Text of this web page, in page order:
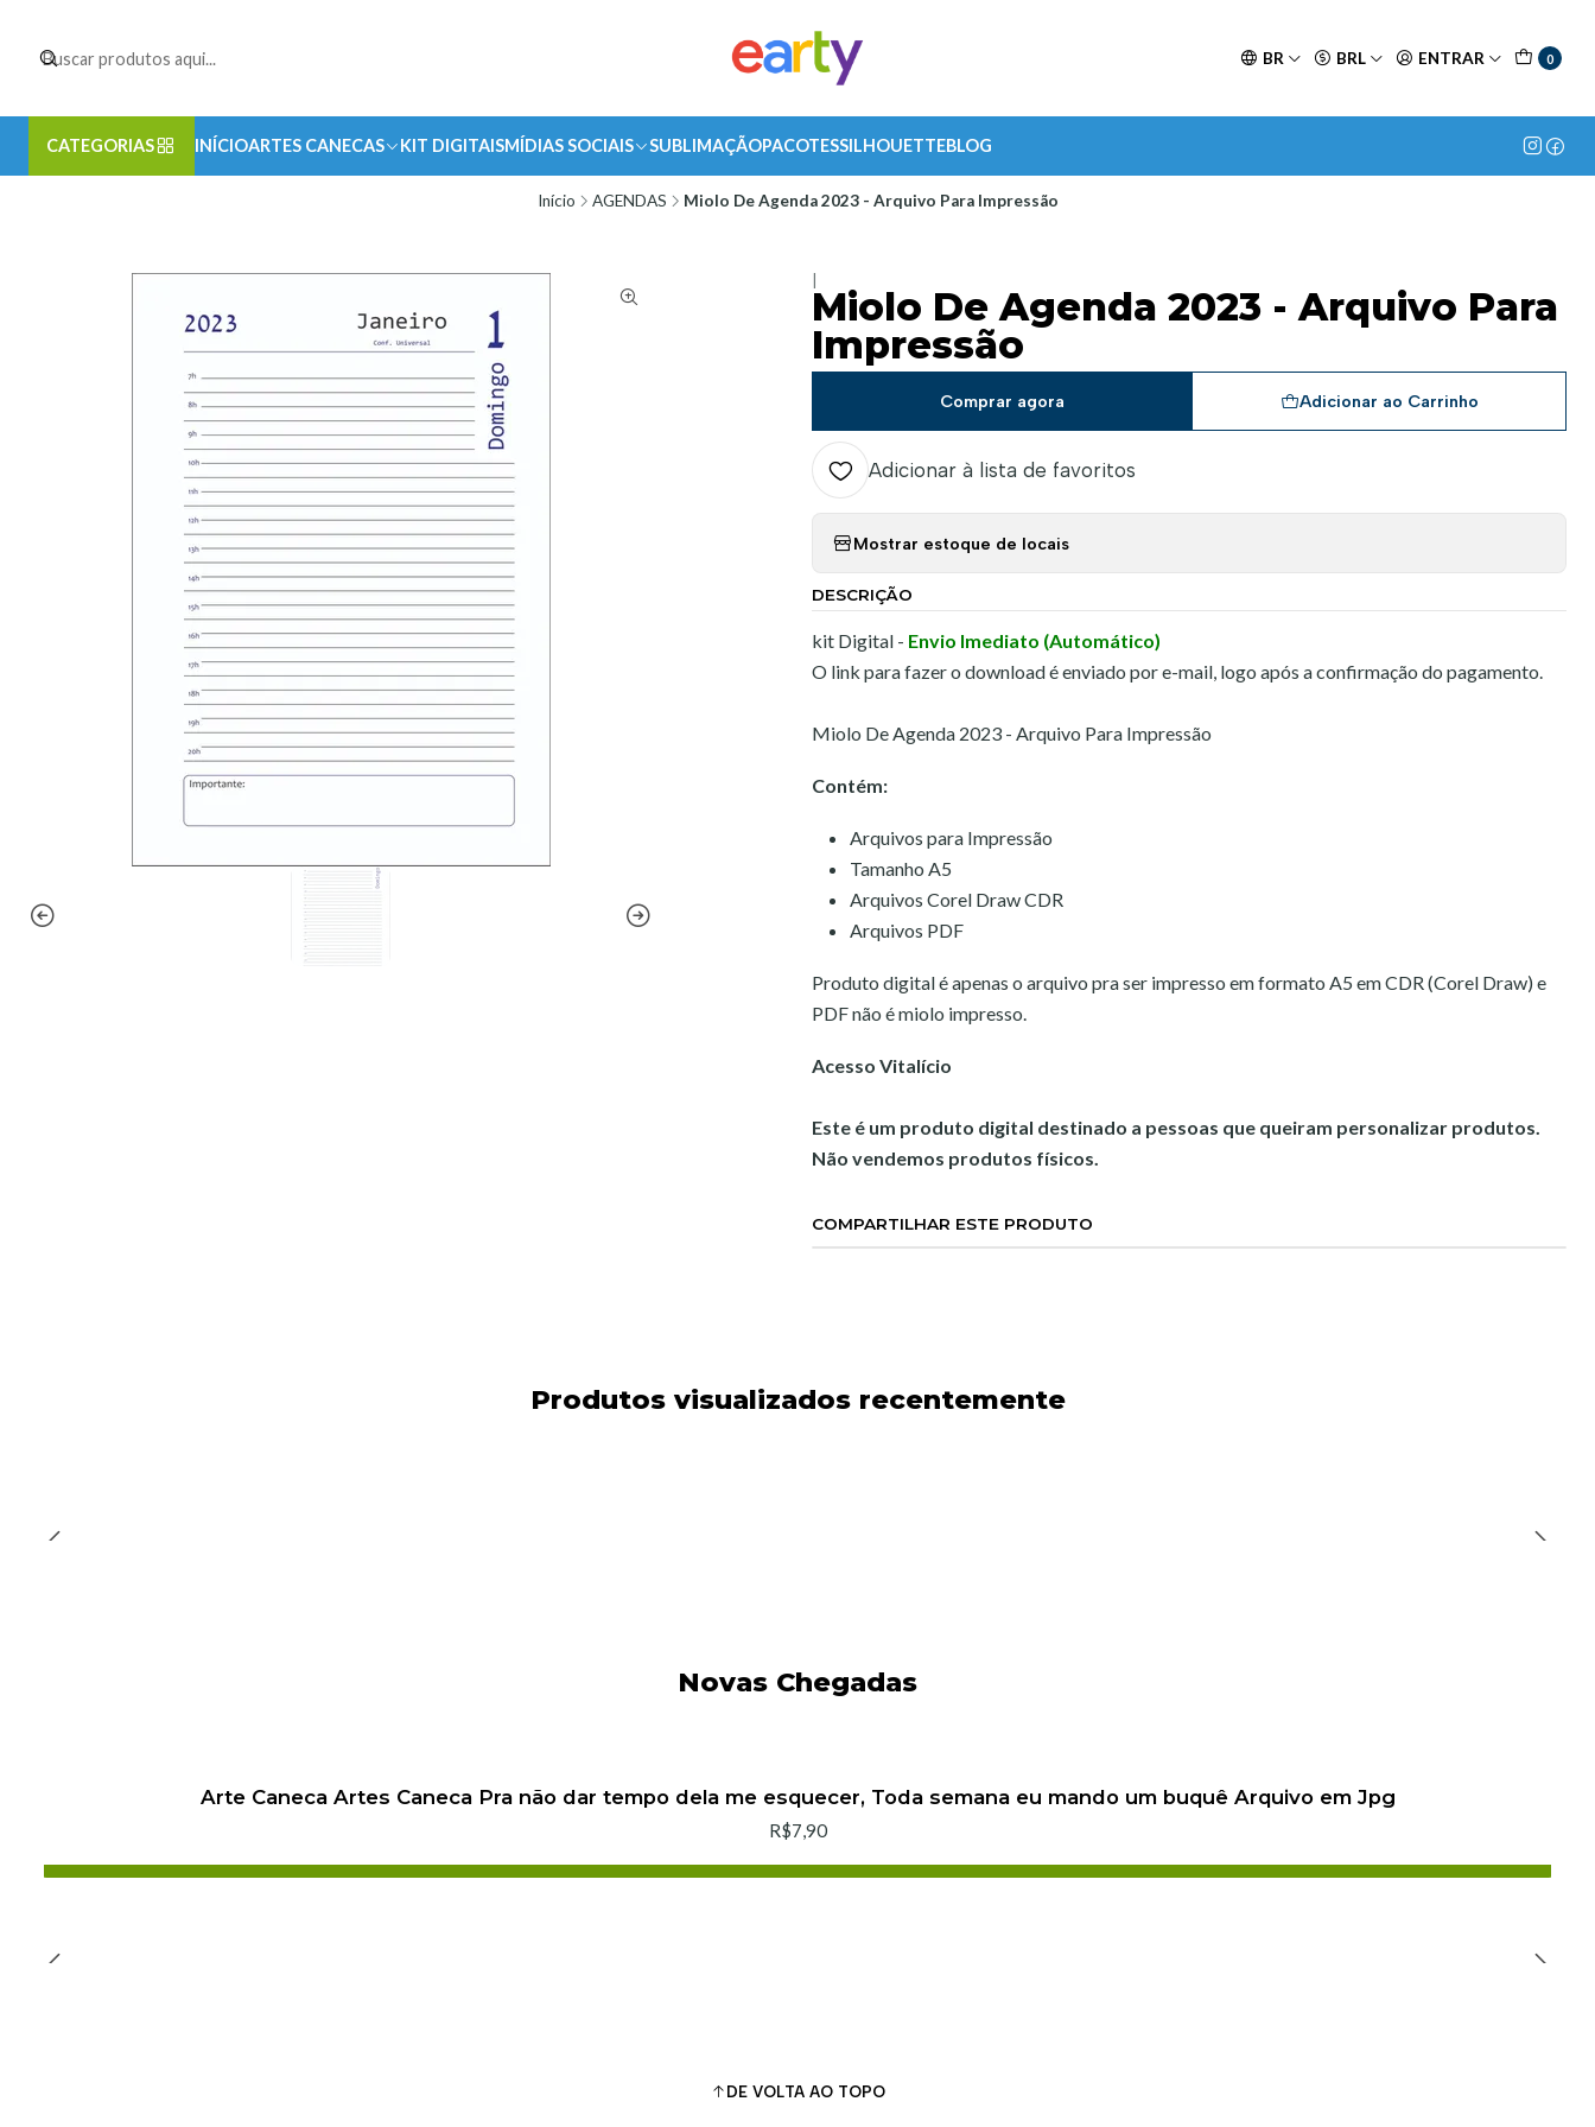
BR BRL ENTRAR 0
CATEGORIAS INÍCIOARTES CANECAS KIT DIGITAISMÍDIAS SOCIAIS SUBLIMAÇÃOPACOTESSILHOUETTEBLOG
Início AGENDAS Miolo De Agenda 2023 - Arquivo Para Impressão
Miolo De Agenda 2023 - Arquivo Para
Impressão
Adicionar ao Carrinho
Comprar agora
Adicionar à lista de favoritos
Mostrar estoque de locais
DESCRIÇÃO
kit Digital - Envio Imediato (Automático)
O link para fazer o download é enviado por e-mail, logo após a confirmação do pagamento.
Miolo De Agenda 2023 - Arquivo Para Impressão
Contém:
Arquivos para Impressão
Tamanho A5
Arquivos Corel Draw CDR
Arquivos PDF
Produto digital é apenas o arquivo pra ser impresso em formato A5 em CDR (Corel Draw) e
PDF não é miolo impresso.
Acesso Vitalício
Este é um produto digital destinado a pessoas que queiram personalizar produtos.
Não vendemos produtos físicos.
COMPARTILHAR ESTE PRODUTO
Produtos visualizados recentemente
Novas Chegadas
Arte Caneca Artes Caneca Pra não dar tempo dela me esquecer, Toda semana eu mando um buquê Arquivo em Jpg
R$7,90
DE VOLTA AO TOPO